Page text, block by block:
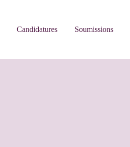
Candidatures Soumissions